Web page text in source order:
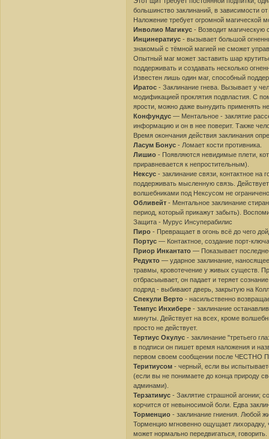
большинство заклинаний, в зависимости
Наложение требует огромной магической
Инволио Магикус - Возводит магическую
Инцинератиус - вызывает большой
знакомый с тёмной магией не сможет
Опытный маг может заставить шар
поддерживать и создавать несколько
Известен лишь один маг, способный
Иратос - Заклинание гнева. Вызывает у
модификацией проклятия подвластия. С
ярости, можно даже вынудить применять
Конфундус — Ментальное - заклятие
информацию и он в нее поверит. Также
Время окончания действия заклинания
Ласум Бонус - Ломает кости противника.
Лишио- Появляются невидимые плети,
приравневается к непростительным).
Нексус - заклинание связи, контактное на
поддерживать мысленную связь.
волшебниками под Нексусом не
Обливейт - Ментальное заклинание
период, который прикажут забыть).
Защита - Мурус Инсуперабилис
Пиро - Превращает в огонь всё до чего
Портус — Контактное, создание порт-
Приор Инкантато — Показывает
Редукто — ударное заклинание,
травмы, кровотечение у живых существ.
отбрасыывает, он падает и теряет
подряд - выбивают дверь, закрытую на
Спекули Верто - насильственно
Темпус Инхибере - заклинание
минуты. Действует на всех, кроме
просто не действует.
Тертиус Окулус - заклинание "третьего
в подписи он пишет время наложения и
первом своем сообщении после ЧЕСТНО
Теритиусом - черный, если вы
(если вы не понимаете до конца природу
админами).
Терзатимус - Заклятие страшной агонии;
корчится от невыносимой боли. Едва
Торменцио - заклинание гниения. Любой
Торменцио мгновенно ощущает лихорадку,
может нормально передвигаться,